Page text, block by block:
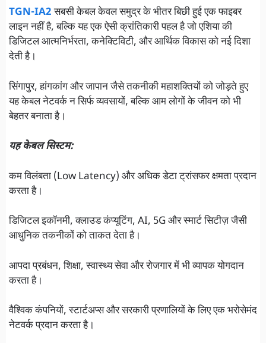
TGN-IA2सबसी केबल केवल समुद्र के भीतर बिछी हुई एक फाइबर
लाइन नहीं है, बल्कि यह एक ऐसी क्रांतिकारी पहल है जो एशिया की
डिजिटल आत्मनिर्भरता, कनेक्टिविटी, और आर्थिक विकास को नई दिशा
देती है।
सिंगापुर, हांगकांग और जापान जैसे तकनीकी महाशक्तियों को जोड़ते हुए
यह केबल नेटवर्क न सिर्फ व्यवसायों, बल्कि आम लोगों के जीवन को भी
बेहतर बनाता है।
यह केबल सिस्टम:
कम विलंबता (Low Latency) और अधिक डेटा ट्रांसफर क्षमता प्रदान
करता है।
डिजिटल इकॉनमी, क्लाउड कंप्यूटिंग, AI, 5G और स्मार्ट सिटीज़ जैसी
आधुनिक तकनीकों को ताकत देता है।
आपदा प्रबंधन, शिक्षा, स्वास्थ्य सेवा और रोजगार में भी व्यापक योगदान
करता है।
वैश्विक कंपनियों, स्टार्टअप्स और सरकारी प्रणालियों के लिए एक भरोसेमंद
नेटवर्क प्रदान करता है।